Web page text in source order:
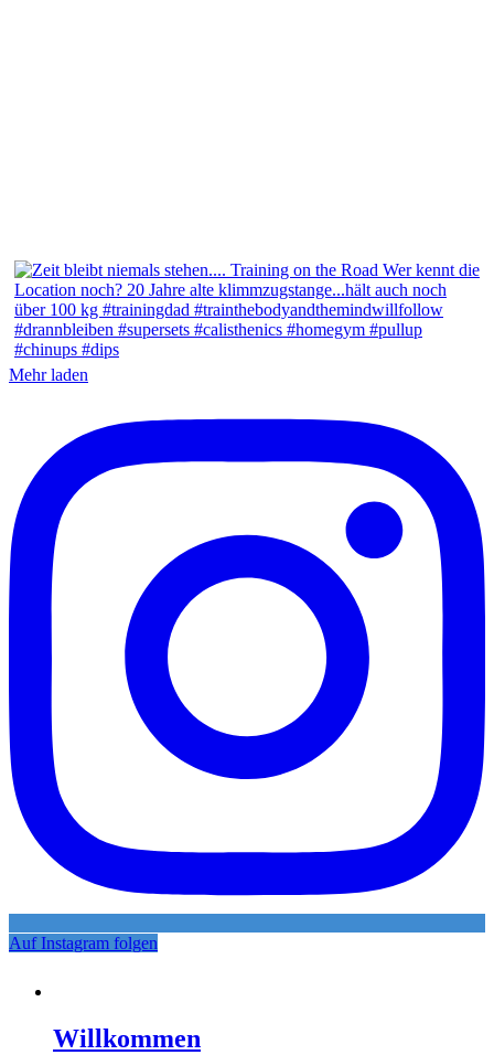
Mehr laden
Auf Instagram folgen
Willkommen